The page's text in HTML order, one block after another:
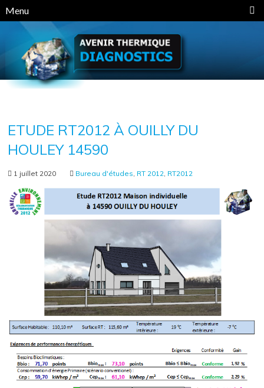
Menu
ETUDE RT2012 À OUILLY DU
HOULEY 14590
1 juillet 2020 Bureau d'études RT 2012 RT2012
Panneau de gestion des cookies